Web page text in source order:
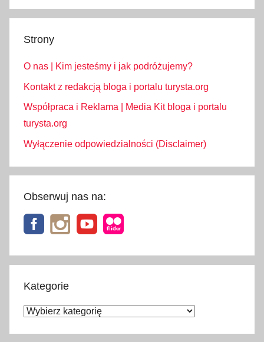
Strony
O nas | Kim jesteśmy i jak podróżujemy?
Kontakt z redakcją bloga i portalu turysta.org
Współpraca i Reklama | Media Kit bloga i portalu
turysta.org
Wyłączenie odpowiedzialności (Disclaimer)
Obserwuj nas na:
Kategorie
Kategorie